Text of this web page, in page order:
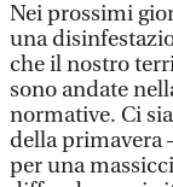
Nei prossimi
una
che il nostro
sono andate
normative. Ci
della primavera
per una